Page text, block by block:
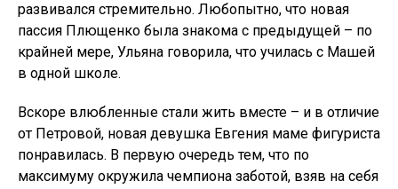
развивался стремительно. Любопытно, что новая
пассия Плющенко была знакома с предыдущей – по
крайней мере, Ульяна говорила, что училась с Машей
в одной школе.
Вскоре влюбленные стали жить вместе – и в отличие
от Петровой, новая девушка Евгения маме фигуриста
понравилась. В первую очередь тем, что по
максимуму окружила чемпиона заботой, взяв на себя